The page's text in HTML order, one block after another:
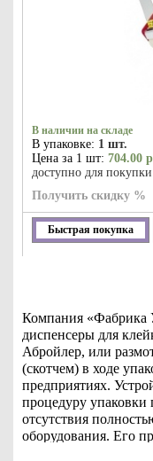
В наличии на складе
В упаковке: 1 шт.
Цена за 1 шт: 704.00 р
доступно для
Получить скидку %
Быстрая покупка
Компания «Фабрика
диспенсеры для
Абройлер, или
(скотчем) в ходе
предприятиях.
процедуру упаковки
отсутствия
оборудования. Его
потребности в